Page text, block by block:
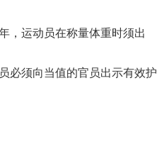
，运动员在称量体重时须出
必须向当值的官员出示有效护